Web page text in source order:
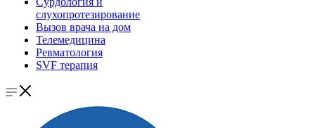
слухопротезирование
Вызов врача на дом
Телемедицина
Ревматология
SVF терапия